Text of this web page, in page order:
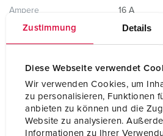
Zustimmung Details
Diese Webseite verwendet
Wir verwenden Cookies, um
zu personalisieren, Funktionen
anbieten zu können und die
Website zu analysieren.
Informationen zu Ihrer
Ampere 16 A
Clock position 9 h
Hertz 50-60 Hz